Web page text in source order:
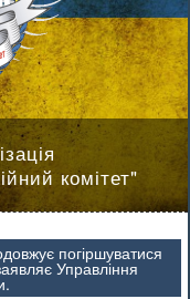
комітет"
погіршуватися
Управління